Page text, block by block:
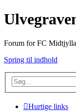
Forum for FC
Spring til indhold
Hurtige links